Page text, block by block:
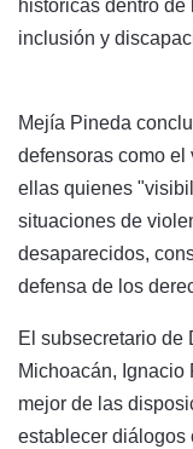
históricas dentro
inclusión y
Mejía Pineda
defensoras como el
ellas quienes
situaciones de
desaparecidos,
defensa de los
El subsecretario de
Michoacán, Ignacio
mejor de las
establecer diálogos